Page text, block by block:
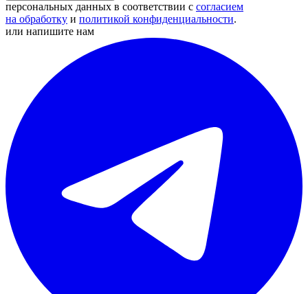
персональных данных в соответствии с согласием
на обработку и политикой конфиденциальности.
или напишите нам